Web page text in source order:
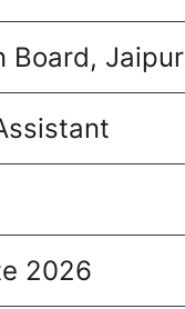
Board, Jaipur
2026